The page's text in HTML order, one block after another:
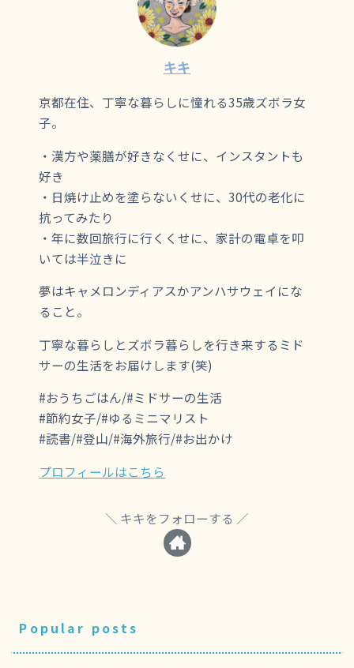
キキ
京都在住、丁寧な暮らしに憧れる35歳ズボラ女
子。
・漢方や薬膳が好きなくせに、インスタントも
好き
・日焼け止めを塗らないくせに、30代の老化に
抗ってみたり
・年に数回旅行に行くくせに、家計の電卓を叩
いては半泣きに
夢はキャメロンディアスかアンハサウェイにな
ること。
丁寧な暮らしとズボラ暮らしを行き来するミド
サーの生活をお届けします(笑)
#おうちごはん/#ミドサーの生活
#節約女子/#ゆるミニマリスト
#読書/#登山/#海外旅行/#お出かけ
プロフィールはこちら
キキをフォローする
Popular posts